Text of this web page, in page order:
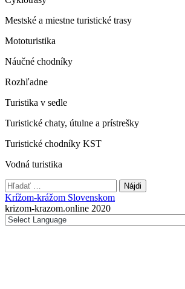
Mestské a miestne turistické trasy
Mototuristika
Náučné chodníky
Rozhľadne
Turistika v sedle
Turistické chaty, útulne a prístrešky
Turistické chodníky KST
Vodná turistika
Hľadať:
Krížom-krážom Slovenskom
krizom-krazom.online 2020